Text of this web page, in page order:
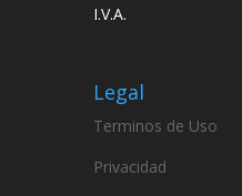
I.V.A.
Legal
Terminos de Uso
Privacidad